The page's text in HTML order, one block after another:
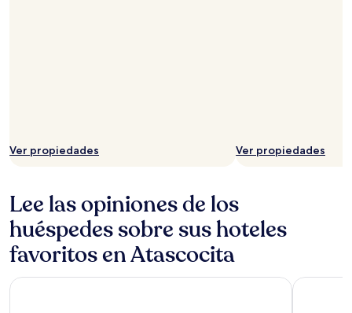
Ver propiedades Ver propiedades
Lee las opiniones de los
huéspedes sobre sus hoteles
favoritos en Atascocita
Houston Airport Marriott at George Bush Intercontinental
Kozy